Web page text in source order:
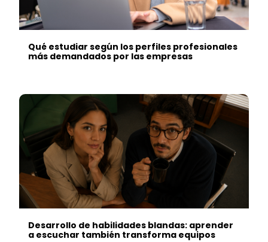
Qué estudiar según los perfiles profesionales
más demandados por las empresas
Desarrollo de habilidades blandas: aprender
a escuchar también transforma equipos